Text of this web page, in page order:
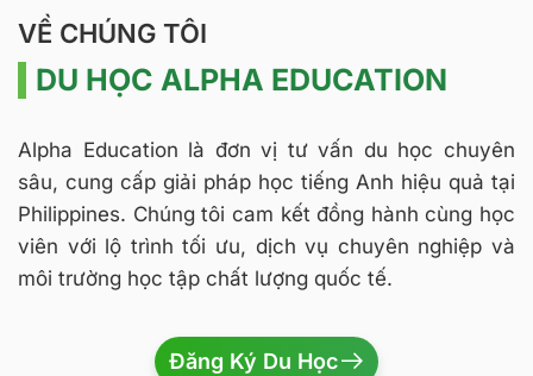
VỀ CHÚNG TÔI
DU HỌC ALPHA EDUCATION
Alpha Education là đơn vị tư vấn du học chuyên
sâu, cung cấp giải pháp học tiếng Anh hiệu quả tại
Philippines. Chúng tôi cam kết đồng hành cùng học
viên với lộ trình tối ưu, dịch vụ chuyên nghiệp và
môi trường học tập chất lượng quốc tế.
Đăng Ký Du Học